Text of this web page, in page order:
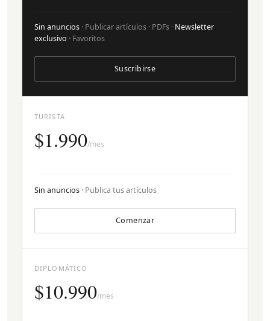
TURISTA
$1.990/mes
Sin anuncios · Publica tus artículos
Comenzar
Sin anuncios · Publicar artículos · PDFs · Newsletter
exclusivo · Favoritos
Suscribirse
DIPLOMÁTICO
$10.990/mes